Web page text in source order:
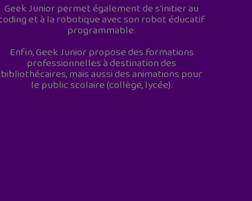
Geek Junior permet également de s'initier au
et à la robotique avec son robot éducatif
programmable.
Enfin, Geek Junior propose des formations
professionnelles à destination des
bibliothécaires, mais aussi des animations pour
le public scolaire (collège, lycée).